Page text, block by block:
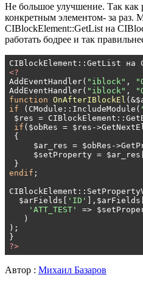
Не большое улучшение. Так как
конкретным элементом- за раз.
CIBlockElement::GetList на
работать бодрее и так
<?
AddEventHandler( "iblock" ,
AddEventHandler( "iblock" ,
function OnAfterIBlockEl
if (CModule::IncludeModule(
$res =
if ($obRes = $res-
{
$ar_res = $obRes-
     $setProperty = $ar_res[
endif ;
  $arFields[
'ID' ],$arFields[
'ATT_TEST'
=>
   )
);
?>
Автор : Михаил Базаров